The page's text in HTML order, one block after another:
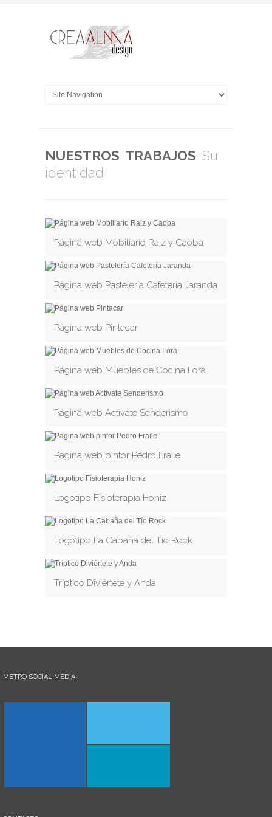
NUESTROS TRABAJOS Su
identidad
Página web Mobiliario Raiz y Caoba
Página web Pastelería Cafetería Jaranda
Página web Pintacar
Página web Muebles de Cocina Lora
Página web Actívate Senderismo
Pagina web pintor Pedro Fraile
Logotipo Fisioterapia Honiz
Logotipo La Cabaña del Tío Rock
Tríptico Diviértete y Anda
METRO SOCIAL MEDIA